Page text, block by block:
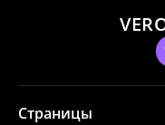
Страницы